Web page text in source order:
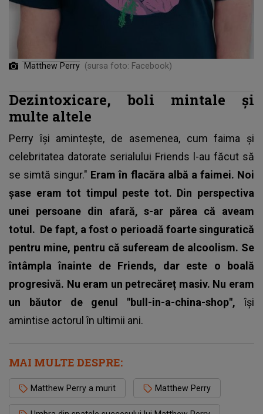
Matthew Perry (sursa foto: Facebook)
Dezintoxicare, boli mintale și
multe altele
Perry își amintește, de asemenea, cum faima și
celebritatea datorate serialului Friends l-au făcut să
se simtă singur." Eram în flacăra albă a faimei. Noi
șase eram tot timpul peste tot. Din perspectiva
unei persoane din afară, s-ar părea că aveam
totul. De fapt, a fost o perioadă foarte singuratică
pentru mine, pentru că sufeream de alcoolism. Se
întâmpla înainte de Friends, dar este o boală
progresivă. Nu eram un petrecăreț masiv. Nu eram
un băutor de genul "bull-in-a-china-shop",își
amintise actorul în ultimii ani.
MAI MULTE DESPRE:
Matthew Perry a murit Matthew Perry